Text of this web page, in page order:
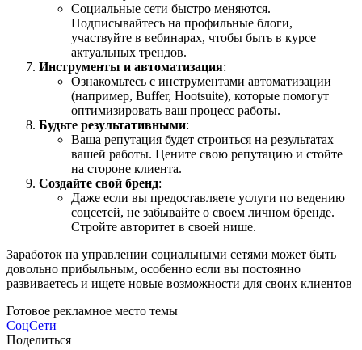
Социальные сети быстро меняются.
Подписывайтесь на профильные блоги,
участвуйте в вебинарах, чтобы быть в курсе
актуальных трендов.
Инструменты и автоматизация:
Ознакомьтесь с инструментами автоматизации
(например, Buffer, Hootsuite), которые помогут
оптимизировать ваш процесс работы.
Будьте результативными:
Ваша репутация будет строиться на результатах
вашей работы. Цените свою репутацию и стойте
на стороне клиента.
Создайте свой бренд:
Даже если вы предоставляете услуги по ведению
соцсетей, не забывайте о своем личном бренде.
Стройте авторитет в своей нише.
Заработок на управлении социальными сетями может быть
довольно прибыльным, особенно если вы постоянно
развиваетесь и ищете новые возможности для своих клиентов
Готовое рекламное место темы
СоцСети
Поделиться